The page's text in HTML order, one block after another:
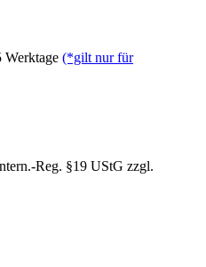
Werktage (*gilt nur für
Reg. §19 UStG zzgl.